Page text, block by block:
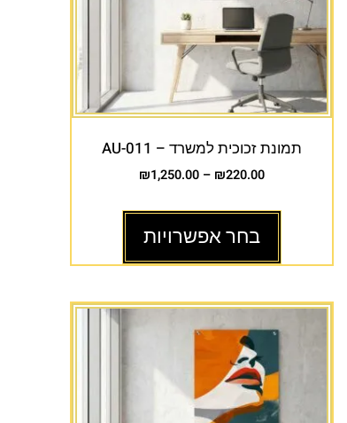
תמונת זכוכית למשרד – AU-011
₪220.00
–
₪1,250.00
בחר אפשרויות